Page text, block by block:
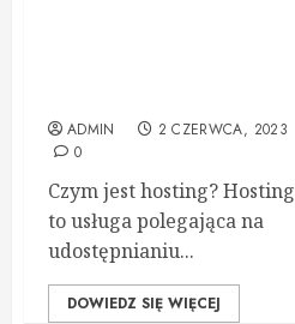
ADMIN
2 CZERWCA, 2023
0
Czym jest hosting? Hosting
to usługa polegająca na
udostępnianiu...
DOWIEDZ SIĘ WIĘCEJ